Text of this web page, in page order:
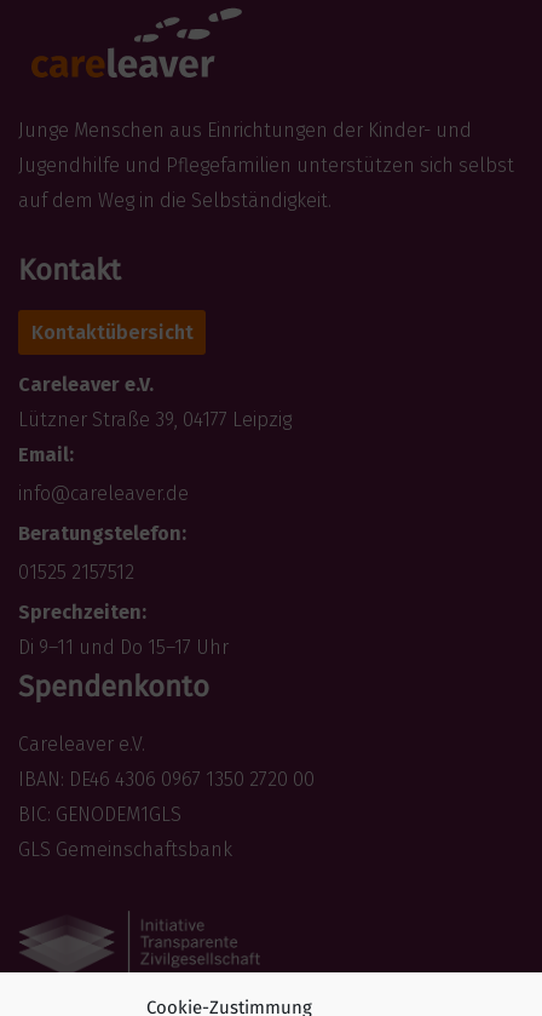
Cookie-Zustimmung
Junge Menschen aus Einrichtungen der Kinder- und
Jugendhilfe und Pflegefamilien unterstützen sich selbst
auf dem Weg in die Selbständigkeit.
Kontakt
Kontaktübersicht
Careleaver e.V.
Lützner Straße 39, 04177 Leipzig
Email:
info@careleaver.de
Beratungstelefon:
01525 2157512
Sprechzeiten:
Di 9–11 und Do 15–17 Uhr
Spendenkonto
Careleaver e.V.
IBAN: DE46 4306 0967 1350 2720 00
BIC: GENODEM1GLS
GLS Gemeinschaftsbank